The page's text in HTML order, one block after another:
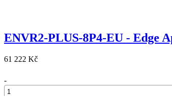
ENVR2-PLUS-8P4-EU - Edge
61 222 Kč
-